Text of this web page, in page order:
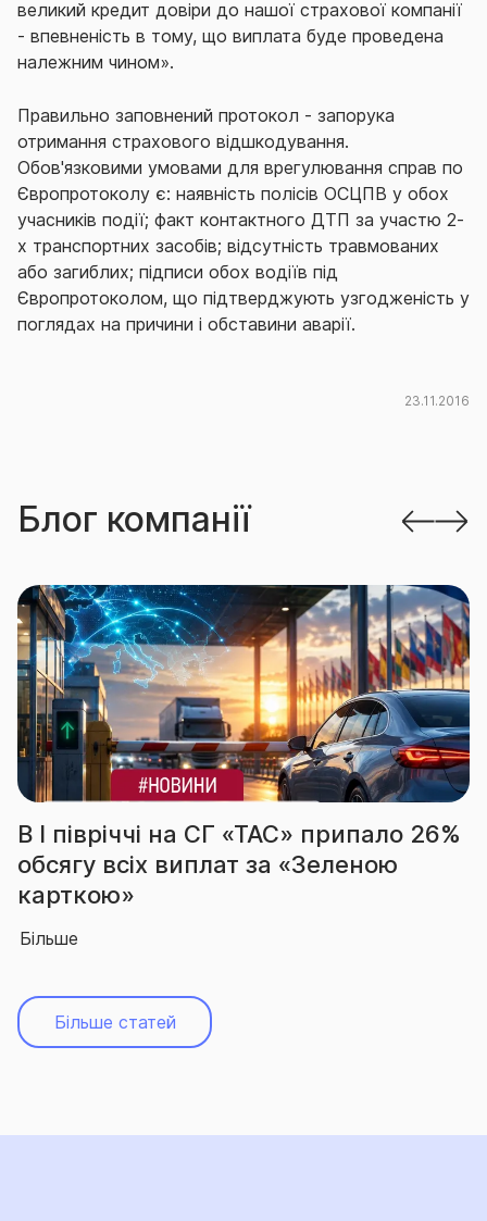
великий кредит довіри до нашої страхової компанії
- впевненість в тому, що виплата буде проведена
належним чином».
Правильно заповнений протокол - запорука
отримання страхового відшкодування.
Обов'язковими умовами для врегулювання справ по
Європротоколу є: наявність полісів ОСЦПВ у обох
учасників події; факт контактного ДТП за участю 2-
х транспортних засобів; відсутність травмованих
або загиблих; підписи обох водіїв під
Європротоколом, що підтверджують узгодженість у
поглядах на причини і обставини аварії.
23.11.2016
Блог компанії
26%
За підсумками І півріччя СГ
вчергове підтвердила звання
абсолютного лідера ринку
Більше статей